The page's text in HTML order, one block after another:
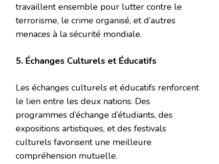
travaillent ensemble pour lutter contre le
terrorisme, le crime organisé, et d’autres
menaces à la sécurité mondiale.
5. Échanges Culturels et Éducatifs
Les échanges culturels et éducatifs renforcent
le lien entre les deux nations. Des
programmes d’échange d’étudiants, des
expositions artistiques, et des festivals
culturels favorisent une meilleure
compréhension mutuelle.